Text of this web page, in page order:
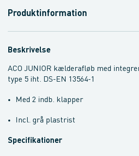
Produktinformation
Beskrivelse
ACO JUNIOR kælderafløb med
type 5 iht. DS-EN 13564-1
Med 2 indb. klapper
Incl. grå plastrist
Specifikationer